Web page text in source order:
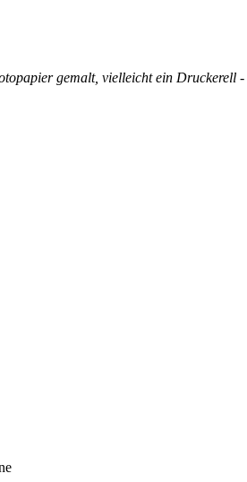
gemalt, vielleicht ein Druckerell